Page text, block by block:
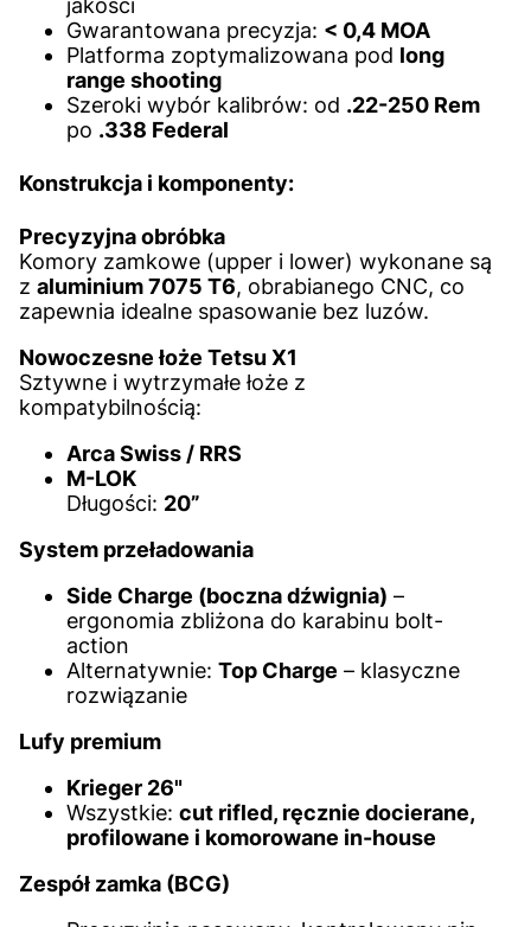
jakości
Gwarantowana precyzja: < 0,4 MOA
Platforma zoptymalizowana pod long
range shooting
Szeroki wybór kalibrów: od .22-250 Rem
po .338 Federal
Konstrukcja i komponenty:
Precyzyjna obróbka
Komory zamkowe (upper i lower) wykonane są
z aluminium 7075 T6, obrabianego CNC, co
zapewnia idealne spasowanie bez luzów.
Nowoczesne łoże Tetsu X1
Sztywne i wytrzymałe łoże z
kompatybilnością:
Arca Swiss / RRS
M-LOK
Długości: 20”
System przeładowania
Side Charge (boczna dźwignia) –
ergonomia zbliżona do karabinu bolt-
action
Alternatywnie: Top Charge – klasyczne
rozwiązanie
Lufy premium
Krieger 26"
Wszystkie: cut rifled, ręcznie docierane,
profilowane i komorowane in-house
Zespół zamka (BCG)